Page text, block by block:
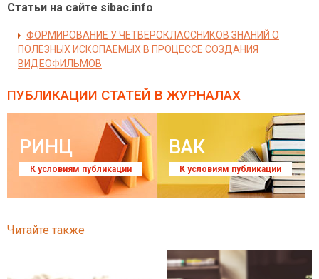
Статьи на сайте sibac.info
ФОРМИРОВАНИЕ У ЧЕТВЕРОКЛАССНИКОВ ЗНАНИЙ О
ПОЛЕЗНЫХ ИСКОПАЕМЫХ В ПРОЦЕССЕ СОЗДАНИЯ
ВИДЕОФИЛЬМОВ
ПУБЛИКАЦИИ СТАТЕЙ В ЖУРНАЛАХ
РИНЦ
К условиям публикации
ВАК
К условиям публикации
Читайте также